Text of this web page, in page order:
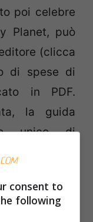
poi celebre
Planet, può
(clicca
di spese di
in PDF.
la guida
unico di
prima
occhio di
consent to
following